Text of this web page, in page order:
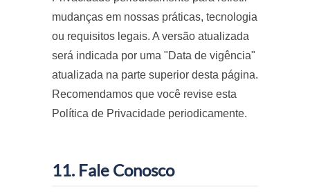
mudanças em nossas práticas, tecnologia
ou requisitos legais. A versão atualizada
será indicada por uma "Data de vigência"
atualizada na parte superior desta página.
Recomendamos que você revise esta
Política de Privacidade periodicamente.
11. Fale Conosco